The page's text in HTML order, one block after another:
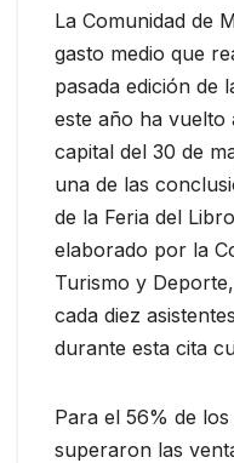
La Comunidad de
gasto medio que
pasada edición de
este año ha vuelto
capital del 30 de
una de las
de la Feria del
elaborado por la
Turismo y
cada diez
durante esta cita
Para el 56% de
superaron las